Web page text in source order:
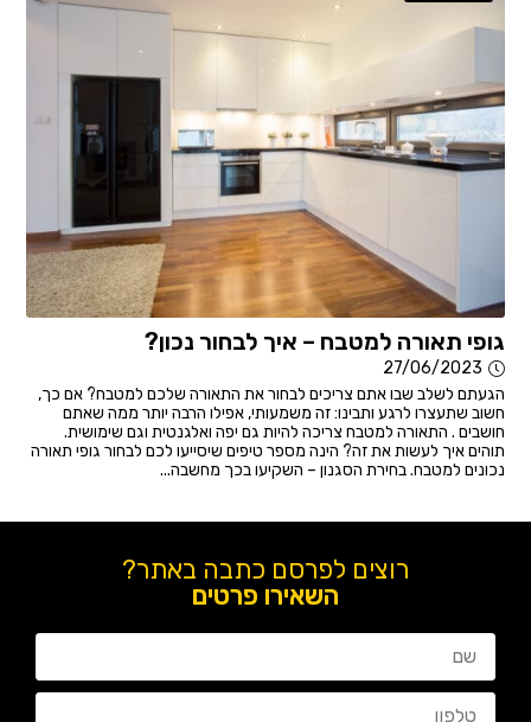
גופי תאורה למטבח – איך לבחור נכון?
27/06/2023
הגעתם לשלב שבו אתם צריכים לבחור את התאורה שלכם למטבח? אם כך,
חשוב שתעצרו לרגע ותבינו: זה משמעותי, אפילו הרבה יותר ממה שאתם
חושבים . התאורה למטבח צריכה להיות גם יפה ואלגנטית וגם שימושית.
תוהים איך לעשות את זה? הינה מספר טיפים שיסייעו לכם לבחור גופי תאורה
נכונים למטבח. בחירת הסגנון – השקיעו בכך מחשבה...
רוצים לפרסם כתבה באתר?
השאירו פרטים